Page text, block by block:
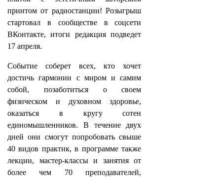
принтом от радиостанции! Розыгрыш
стартовал в сообществе в соцсети
ВКонтакте, итоги редакция подведет
17 апреля.
Событие соберет всех, кто хочет
достичь гармонии с миром и самим
собой, позаботиться о своем
физическом и духовном здоровье,
оказаться в кругу сотен
единомышленников. В течение двух
дней они смогут попробовать свыше
40 видов практик, в программе также
лекции, мастер-классы и занятия от
более чем 70 преподавателей,